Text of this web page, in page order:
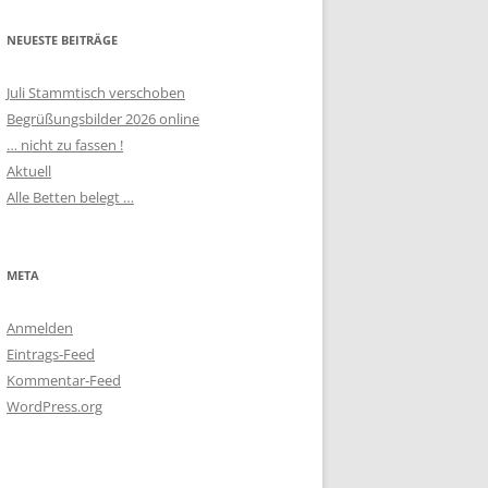
NEUESTE BEITRÄGE
Juli Stammtisch verschoben
Begrüßungsbilder 2026 online
… nicht zu fassen !
Aktuell
Alle Betten belegt …
META
Anmelden
Eintrags-Feed
Kommentar-Feed
WordPress.org